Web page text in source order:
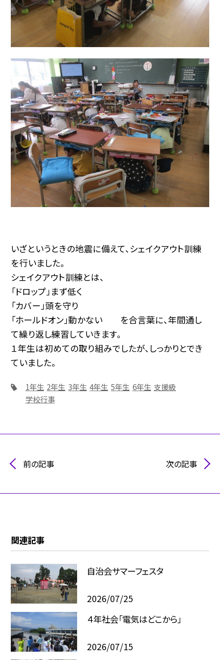
いざというときの地震に備えて、シェイクアウト訓練
を行いました。
シェイクアウト訓練とは、
「ドロップ」まず低く
「カバー」頭を守り
「ホールドオン」動かない を合言葉に、年間通し
て繰り返し練習していきます。
１年生は初めての取り組みでしたが、しっかりとでき
ていました。
1年生 2年生 3年生 4年生 5年生 6年生 支援級
学校行事
前の記事 次の記事
関連記事
自治会サマーフェスタ
2026/07/25
４年社会「電気はどこから」
2026/07/15